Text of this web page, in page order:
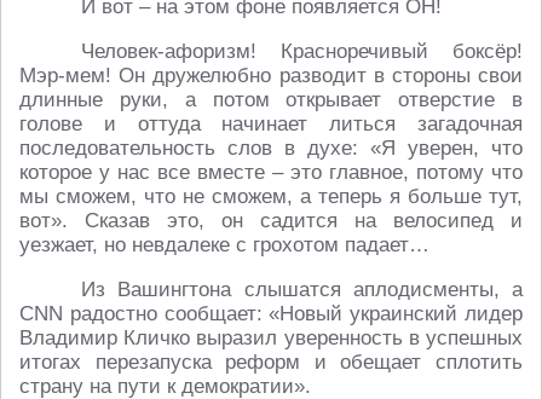
И вот – на этом фоне появляется ОН!
Человек-афоризм! Красноречивый боксёр!
Мэр-мем! Он дружелюбно разводит в стороны свои
длинные руки, а потом открывает отверстие в
голове и оттуда начинает литься загадочная
последовательность слов в духе: «Я уверен, что
которое у нас все вместе – это главное, потому что
мы сможем, что не сможем, а теперь я больше тут,
вот». Сказав это, он садится на велосипед и
уезжает, но невдалеке с грохотом падает…
Из Вашингтона слышатся аплодисменты, а
CNN радостно сообщает: «Новый украинский лидер
Владимир Кличко выразил уверенность в успешных
итогах перезапуска реформ и обещает сплотить
страну на пути к демократии».